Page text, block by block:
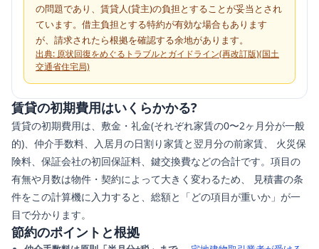
の問題であり、賃貸人(貸主)の負担とすることが妥当とされ
ています。借主負担とする特約が有効な場合もあります
が、請求されたら根拠を確認する余地があります。
出典: 原状回復をめぐるトラブルとガイドライン(再改訂版)(国土
交通省住宅局)
賃貸の初期費用はいくらかかる?
賃貸の初期費用は、敷金・礼金(それぞれ家賃の0〜2ヶ月分が一般
的)、仲介手数料、入居月の日割り家賃と翌月分の前家賃、 火災保
険料、保証会社の初回保証料、鍵交換費などの合計です。項目の
有無や月数は物件・契約によって大きく変わるため、 見積書の条
件をこの計算機に入力すると、総額と「どの項目が重いか」が一
目で分かります。
節約のポイントと根拠